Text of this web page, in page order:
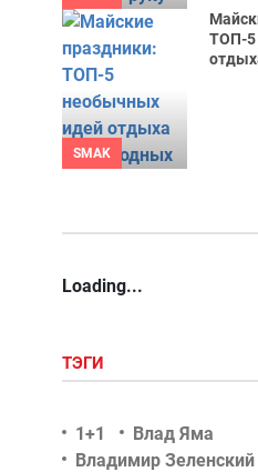
SMAK
ТОП-5
Loading...
ТЭГИ
1+1
Влад Яма
Владимир Зеленский